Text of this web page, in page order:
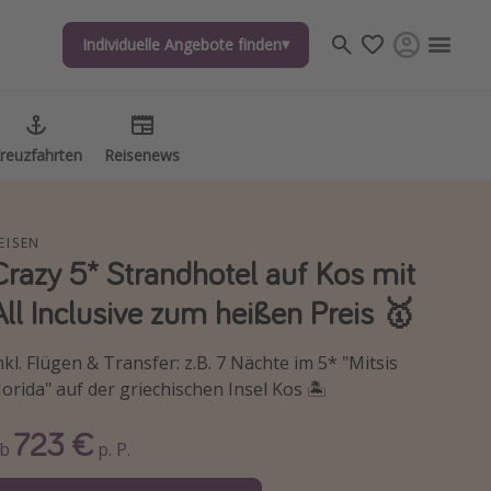
Individuelle Angebote finden
Reisenews
Individuelle Angebote finden
Reisenews
5* Strandhotel auf Kos mit
Inclusive zum heißen Preis 🥇
Flügen & Transfer: z.B. 7 Nächte im 5* "Mitsis
auf der griechischen Insel Kos 🏝️
723 € p. P.